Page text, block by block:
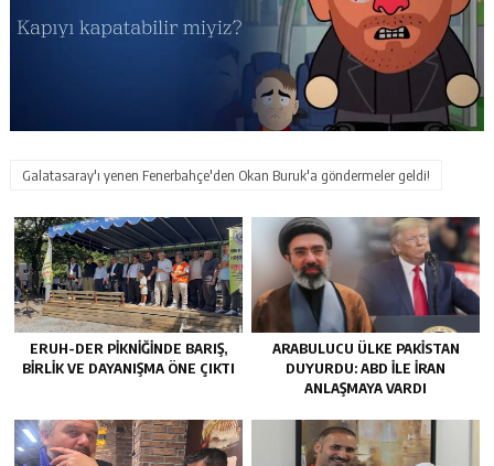
Galatasaray'ı yenen Fenerbahçe'den Okan Buruk'a göndermeler geldi!
ERUH-DER PIKNIĞINDE BARIŞ,
BIRLIK VE DAYANIŞMA ÖNE ÇIKTI
ARABULUCU ÜLKE PAKISTAN
DUYURDU: ABD ILE İRAN
ANLAŞMAYA VARDI